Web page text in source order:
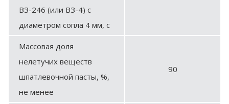
ВЗ-246 (или ВЗ-4) с
диаметром сопла 4 мм, с
Массовая доля
нелетучих веществ
шпатлевочной пасты, %,
не менее
90